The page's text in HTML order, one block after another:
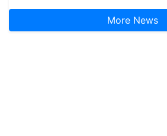
More News